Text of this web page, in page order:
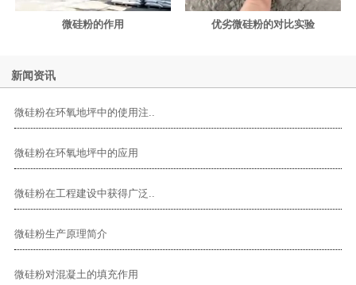
微硅粉的作用 优劣微硅粉的对比实验
新闻资讯
微硅粉在环氧地坪中的使用注..
微硅粉在环氧地坪中的应用
微硅粉在工程建设中获得广泛..
微硅粉生产原理简介
微硅粉对混凝土的填充作用